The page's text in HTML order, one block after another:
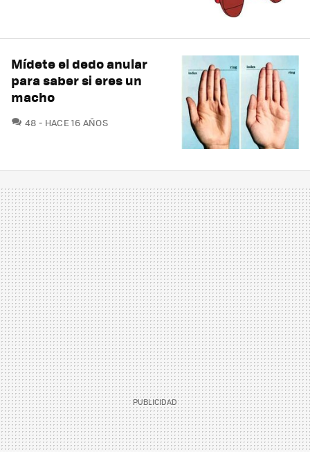
Mídete el dedo anular
para saber si eres un
macho
48 COMENTARIOS
HACE 16 AÑOS